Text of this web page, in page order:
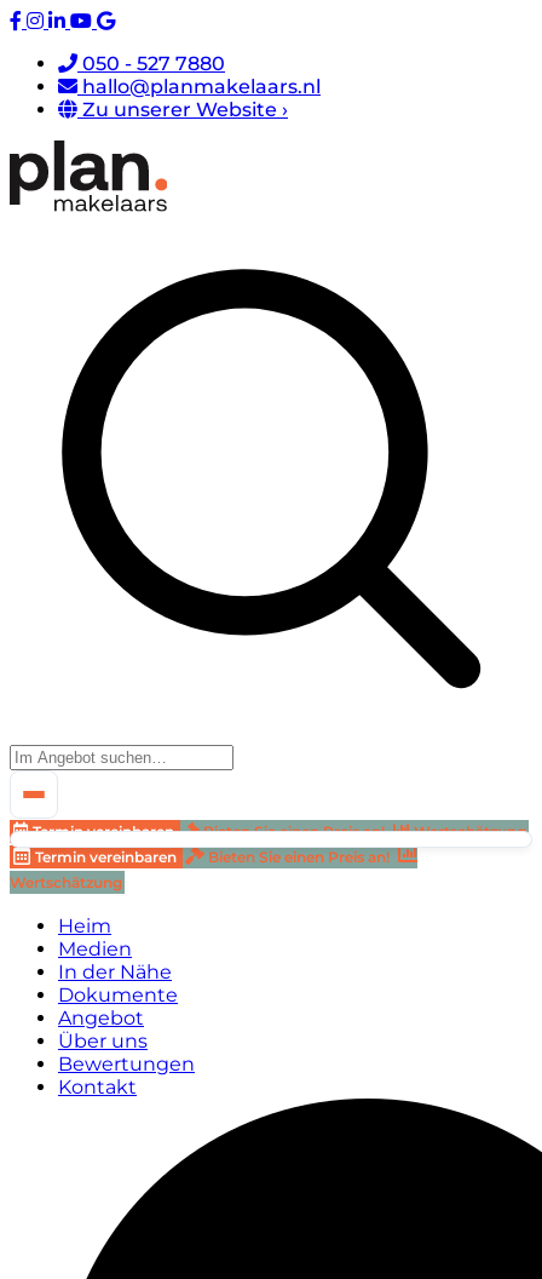
050 - 527 7880
hallo@planmakelaars.nl
Zu unserer Website ›
Termin vereinbaren Bieten Sie einen Preis an!
Wertschätzung
Termin vereinbaren
Bieten Sie einen Preis an!
Wertschätzung
Heim
Medien
In der Nähe
Dokumente
Angebot
Über uns
Bewertungen
Kontakt